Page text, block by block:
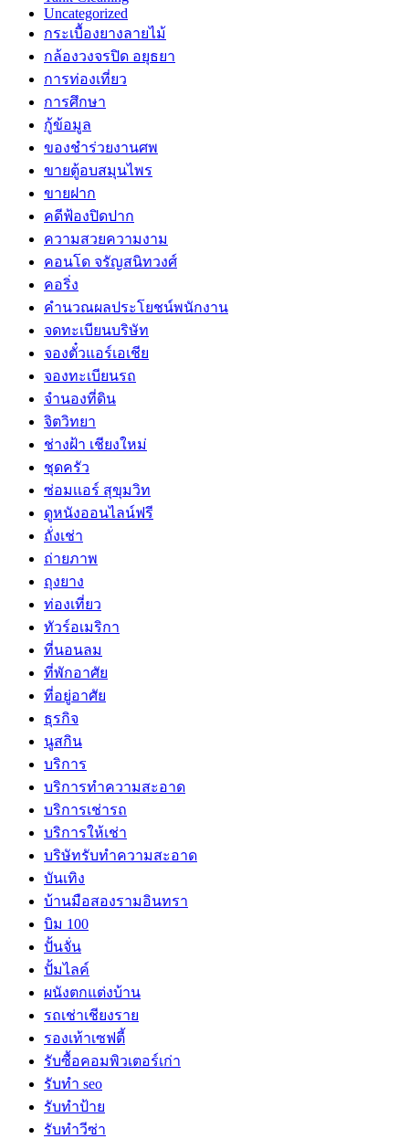
Uncategorized
กระเบื้องยางลายไม้
กล้องวงจรปิด อยุธยา
การท่องเที่ยว
การศึกษา
กู้ข้อมูล
ของชำร่วยงานศพ
ขายตู้อบสมุนไพร
ขายฝาก
คดีฟ้องปิดปาก
ความสวยความงาม
คอนโด จรัญสนิทวงศ์
คอริ่ง
คำนวณผลประโยชน์พนักงาน
จดทะเบียนบริษัท
จองตั๋วแอร์เอเชีย
จองทะเบียนรถ
จำนองที่ดิน
จิตวิทยา
ช่างฝ้า เชียงใหม่
ชุดครัว
ซ่อมเเอร์ สุขุมวิท
ดูหนังออนไลน์ฟรี
ถั่งเช่า
ถ่ายภาพ
ถุงยาง
ท่องเที่ยว
ทัวร์อเมริกา
ที่นอนลม
ที่พักอาศัย
ที่อยู่อาศัย
ธุรกิจ
นูสกิน
บริการ
บริการทำความสะอาด
บริการเช่ารถ
บริการให้เช่า
บริษัทรับทำความสะอาด
บันเทิง
บ้านมือสองรามอินทรา
บิม 100
ปั้นจั่น
ปั้มไลค์
ผนังตกแต่งบ้าน
รถเช่าเชียงราย
รองเท้าเซฟตี้
รับซื้อคอมพิวเตอร์เก่า
รับทำ seo
รับทำป้าย
รับทำวีซ่า